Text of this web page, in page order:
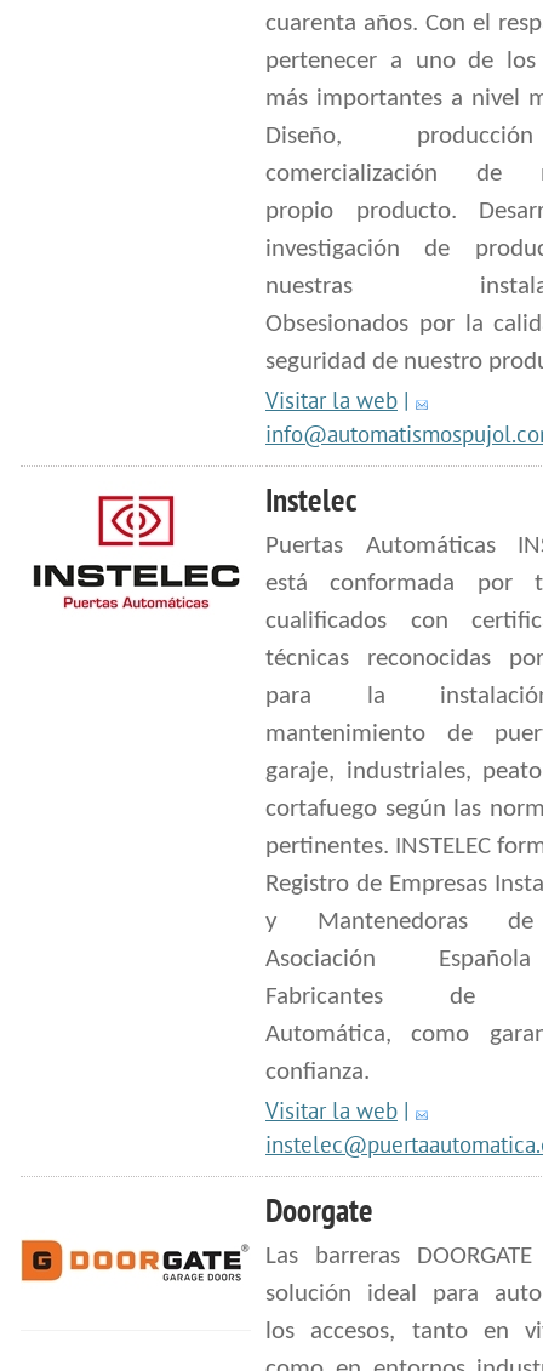
cuarenta años. Con el
pertenecer a uno de los
más importantes a nivel
Diseño,
comercialización de
propio producto.
investigación de
nuestras
Obsesionados por la
seguridad de nuestro
Visitar la web |
Instelec
Puertas Automáticas
está conformada por
cualificados con
técnicas reconocidas
para la
mantenimiento de
garaje, industriales,
cortafuego según las
pertinentes. INSTELEC
Registro de Empresas
y Mantenedoras
Asociación
Fabricantes de
Automática, como
confianza.
Visitar la web |
Doorgate
Las barreras
solución ideal para
los accesos, tanto en